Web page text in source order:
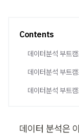
Contents
데이터분석 부트
데이터분석 부트
데이터분석 부트
데이터 분석은